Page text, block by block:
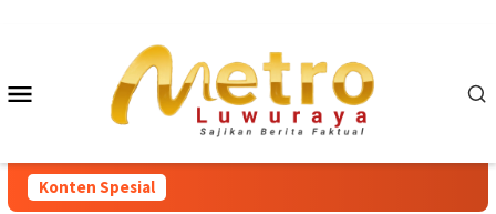
Mobile
Konten Spesial